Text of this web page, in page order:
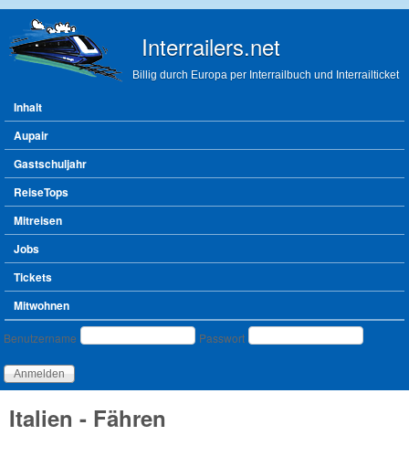
Interrailers.net
Billig durch Europa per Interrailbuch und Interrailticket
Hauptmenü
Inhalt
Aupair
Gastschuljahr
ReiseTops
Mitreisen
Jobs
Tickets
Mitwohnen
Benutzeranmeldung
Benutzername Passwort
Italien - Fähren